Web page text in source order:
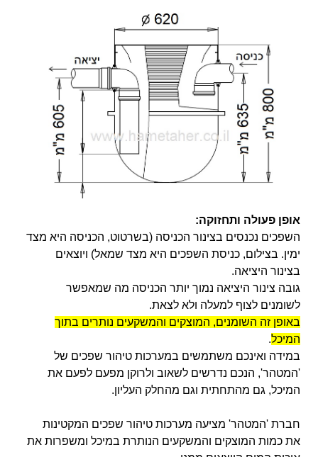
אופן פעולה ותחזוקה:
השפכים נכנסים בצינור הכניסה (בשרטוט, הכניסה היא מצד
ימין. בצילום, כניסת השפכים היא מצד שמאל) ויוצאים
בצינור היציאה.
גובה צינור היציאה נמוך יותר הכניסה מה שמאפשר
לשומנים לצוף למעלה ולא לצאת.
באופן זה השומנים, המוצקים והמשקעים נותרים בתוך
המיכל.
במידה ואינכם משתמשים במערכות טיהור שפכים של
'המטהר', הנכם נדרשים לשאוב ולרוקן מפעם לפעם את
המיכל, גם מהתחתית וגם מהחלק העליון.
חברת 'המטהר' מציעה מערכות טיהור שפכים המקטינות
את כמות המוצקים והמשקעים הנותרת במיכל ומשפרות את